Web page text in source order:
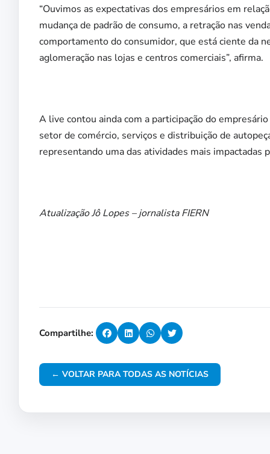
“Ouvimos as expectativas dos empresários em
mudança de padrão de consumo, a retração nas
comportamento do consumidor, que está ciente da
aglomeração nas lojas e centros comerciais”, afirma.
A live contou ainda com a participação do
setor de comércio, serviços e distribuição de
representando uma das atividades mais
Atualização Jô Lopes – jornalista FIERN
Compartilhe:
← VOLTAR PARA TODAS AS NOTÍCIAS